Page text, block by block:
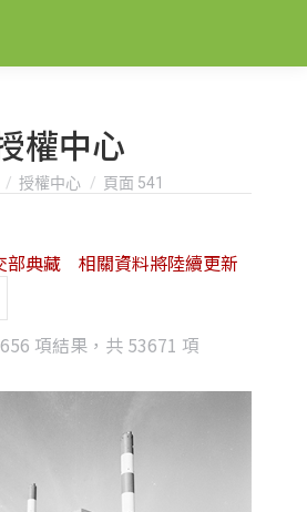
權中心
here:
授權中心 頁面 541
項結果，共 53671 項
latest
部典藏 相關資料將陸續更新